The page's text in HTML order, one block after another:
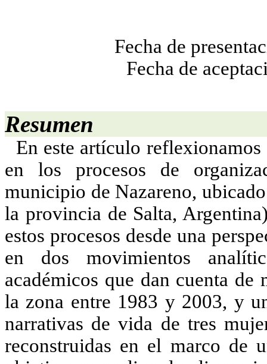
Fecha de
Fecha de
Resumen
En este artículo
en los procesos de
municipio de Nazareno,
la provincia de Salta,
estos procesos desde una
en dos movimientos
académicos que dan cuenta
la zona entre 1983 y 2003, y
narrativas de vida de tres
reconstruidas en el marco de